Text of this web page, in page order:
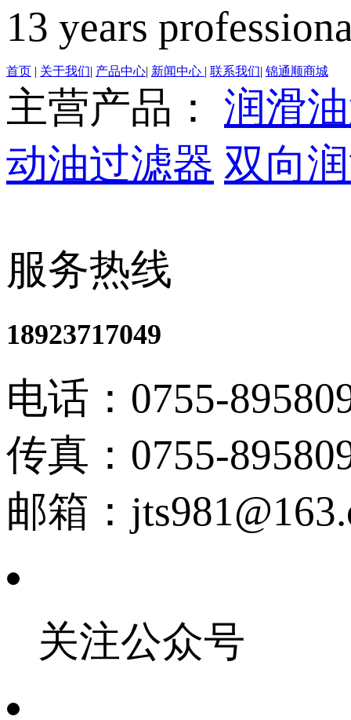
13 years
首页 | 关于我们| 产品中心| 新闻中心 | 联系我们| 锦通顺商城
主营产品： 润滑
动油过滤器 双向
服务热线
18923717049
电话：0755-
传真：0755-
邮箱：
关注公众号